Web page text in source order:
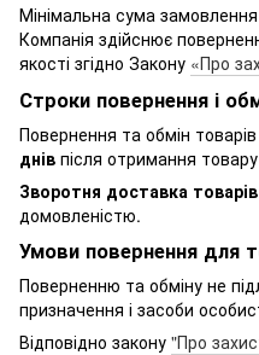
Мінімальна сума
Компанія здійснює
якості згідно Закону «Про
Строки повернення і
Повернення та обмін
днів після отримання
Зворотня доставка товарів
домовленістю.
Умови повернення для
Поверненню та обміну не
призначення і засоби
Відповідно закону "Про